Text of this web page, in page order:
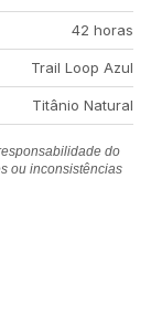
42 horas
Trail Loop Azul
Titânio Natural
do
ou inconsistências